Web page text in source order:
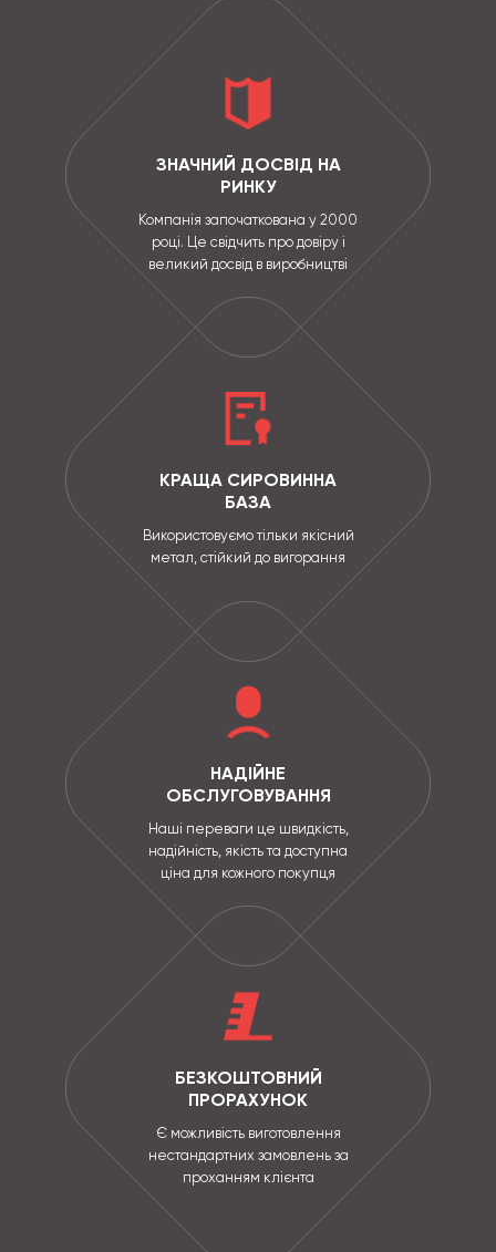
ЗНАЧНИЙ ДОСВІД НА
РИНКУ
Компанія започаткована у 2000
році. Це свідчить про довіру і
великий досвід в виробництві
КРАЩА СИРОВИННА
БАЗА
Використовуємо тільки якісний
метал, стійкий до вигорання
НАДІЙНЕ
ОБСЛУГОВУВАННЯ
Наші переваги це швидкість,
надійність, якість та доступна
ціна для кожного покупця
БЕЗКОШТОВНИЙ
ПРОРАХУНОК
Є можливість виготовлення
нестандартних замовлень за
проханням клієнта